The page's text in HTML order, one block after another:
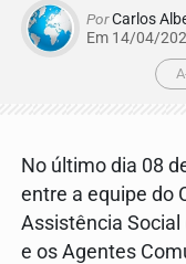
PorCarlos
Em 14/04/
No último dia 08
entre a equipe do
Assistência Social
e os Agentes